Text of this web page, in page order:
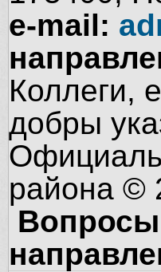
e-mail:
Коллеги,
добры
района ©
Вопросы